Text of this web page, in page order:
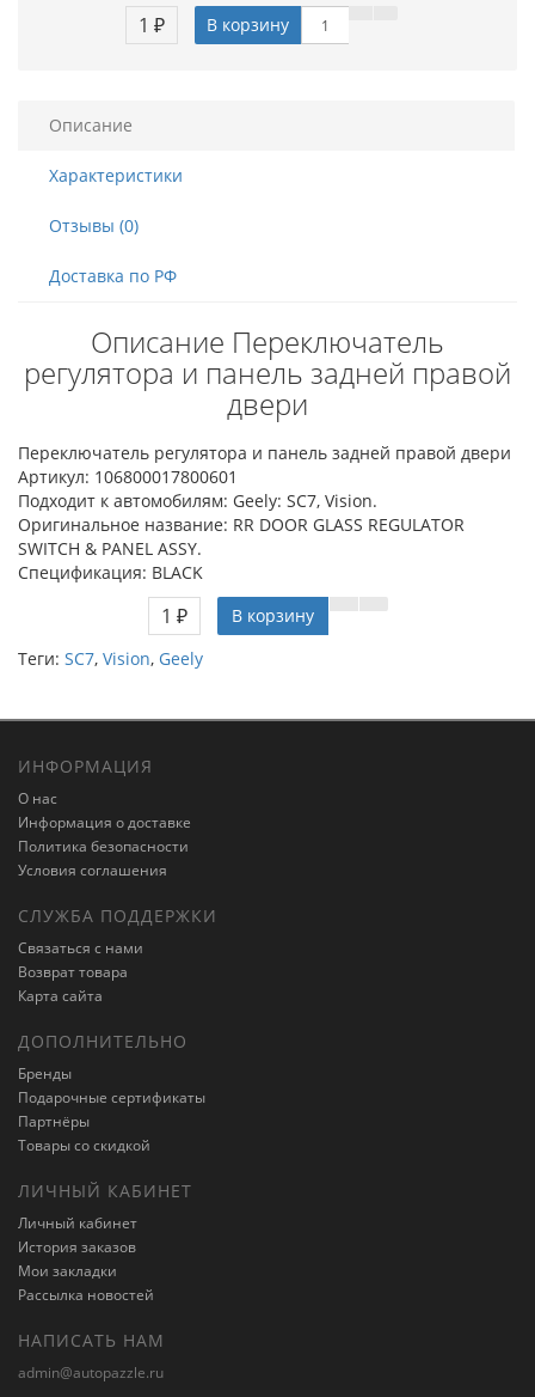
1 ₽ В корзину
Описание
Характеристики
Отзывы (0)
Доставка по РФ
Описание Переключатель
регулятора и панель задней правой
двери
Переключатель регулятора и панель задней правой двери
Артикул: 106800017800601
Подходит к автомобилям: Geely: SC7, Vision.
Оригинальное название: RR DOOR GLASS REGULATOR
SWITCH & PANEL ASSY.
Спецификация: BLACK
1 ₽
В корзину
Теги: SC7, Vision, Geely
ИНФОРМАЦИЯ
О нас
Информация о доставке
Политика безопасности
Условия соглашения
СЛУЖБА ПОДДЕРЖКИ
Связаться с нами
Возврат товара
Карта сайта
ДОПОЛНИТЕЛЬНО
Бренды
Подарочные сертификаты
Партнёры
Товары со скидкой
ЛИЧНЫЙ КАБИНЕТ
Личный кабинет
История заказов
Мои закладки
Рассылка новостей
НАПИСАТЬ НАМ
admin@autopazzle.ru